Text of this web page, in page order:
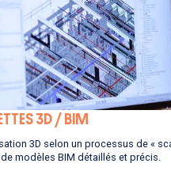
3D / BIM
3D selon un processus de «
modèles BIM détaillés et précis.